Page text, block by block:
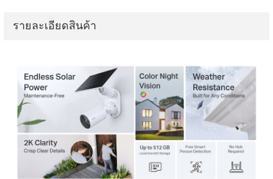
รายละเอียดสินค้า